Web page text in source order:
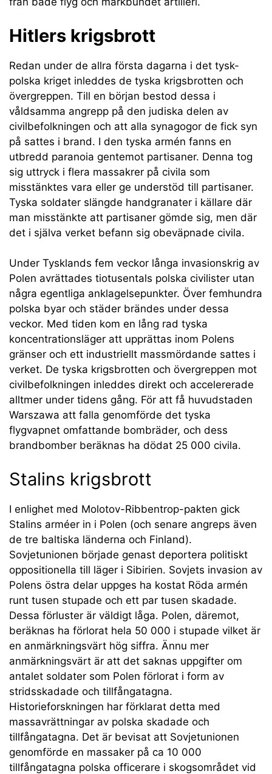
Hitlers krigsbrott
Redan under de allra första dagarna i det tysk-
polska kriget inleddes de tyska krigsbrotten och
övergreppen. Till en början bestod dessa i
våldsamma angrepp på den judiska delen av
civilbefolkningen och att alla synagogor de fick syn
på sattes i brand. I den tyska armén fanns en
utbredd paranoia gentemot partisaner. Denna tog
sig uttryck i flera massakrer på civila som
misstänktes vara eller ge understöd till partisaner.
Tyska soldater slängde handgranater i källare där
man misstänkte att partisaner gömde sig, men där
det i själva verket befann sig obeväpnade civila.
Under Tysklands fem veckor långa invasionskrig av
Polen avrättades tiotusentals polska civilister utan
några egentliga anklagelsepunkter. Över femhundra
polska byar och städer brändes under dessa
veckor. Med tiden kom en lång rad tyska
koncentrationsläger att upprättas inom Polens
gränser och ett industriellt massmördande sattes i
verket. De tyska krigsbrotten och övergreppen mot
civilbefolkningen inleddes direkt och accelererade
alltmer under tidens gång. För att få huvudstaden
Warszawa att falla genomförde det tyska
flygvapnet omfattande bombräder, och dess
brandbomber beräknas ha dödat 25 000 civila.
Stalins krigsbrott
I enlighet med Molotov-Ribbentrop-pakten gick
Stalins arméer in i Polen (och senare angreps även
de tre baltiska länderna och Finland).
Sovjetunionen började genast deportera politiskt
oppositionella till läger i Sibirien. Sovjets invasion av
Polens östra delar uppges ha kostat Röda armén
runt tusen stupade och ett par tusen skadade.
Dessa förluster är väldigt låga. Polen, däremot,
beräknas ha förlorat hela 50 000 i stupade vilket är
en anmärkningsvärt hög siffra. Ännu mer
anmärkningsvärt är att det saknas uppgifter om
antalet soldater som Polen förlorat i form av
stridsskadade och tillfångatagna.
Historieforskningen har förklarat detta med
massavrättningar av polska skadade och
tillfångatagna. Det är bevisat att Sovjetunionen
genomförde en massaker på ca 10 000
tillfångatagna polska officerare i skogsområdet vid